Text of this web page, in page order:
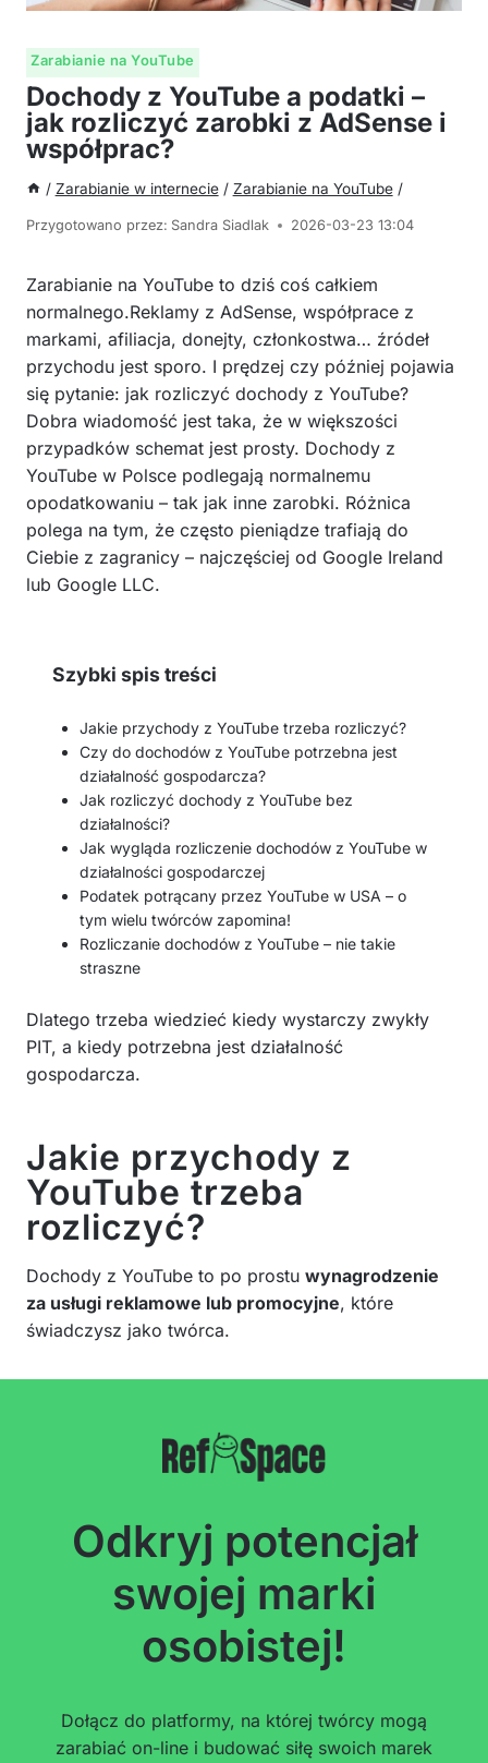
Zarabianie na YouTube
Dochody z YouTube a podatki –
jak rozliczyć zarobki z AdSense i
współprac?
/ Zarabianie w internecie / Zarabianie na YouTube /
Przygotowano przez: Sandra Siadlak 2026-03-23 13:04
Zarabianie na YouTube to dziś coś całkiem
normalnego.Reklamy z AdSense, współprace z
markami, afiliacja, donejty, członkostwa… źródeł
przychodu jest sporo. I prędzej czy później pojawia
się pytanie: jak rozliczyć dochody z YouTube?
Dobra wiadomość jest taka, że w większości
przypadków schemat jest prosty. Dochody z
YouTube w Polsce podlegają normalnemu
opodatkowaniu – tak jak inne zarobki. Różnica
polega na tym, że często pieniądze trafiają do
Ciebie z zagranicy – najczęściej od Google Ireland
lub Google LLC.
Szybki spis treści
Jakie przychody z YouTube trzeba rozliczyć?
Czy do dochodów z YouTube potrzebna jest
działalność gospodarcza?
Jak rozliczyć dochody z YouTube bez
działalności?
Jak wygląda rozliczenie dochodów z YouTube w
działalności gospodarczej
Podatek potrącany przez YouTube w USA – o
tym wielu twórców zapomina!
Rozliczanie dochodów z YouTube – nie takie
straszne
Dlatego trzeba wiedzieć kiedy wystarczy zwykły
PIT, a kiedy potrzebna jest działalność
gospodarcza.
Jakie przychody z
YouTube trzeba
rozliczyć?
Dochody z YouTube to po prostu wynagrodzenie
za usługi reklamowe lub promocyjne, które
świadczysz jako twórca.
Odkryj potencjał
swojej marki
osobistej!
Dołącz do platformy, na której twórcy mogą
zarabiać on-line i budować siłę swoich marek